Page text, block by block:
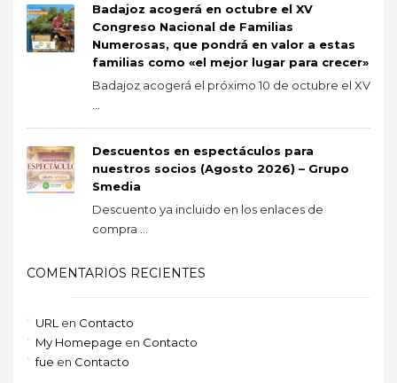
Badajoz acogerá en octubre el XV
Congreso Nacional de Familias
Numerosas, que pondrá en valor a estas
familias como «el mejor lugar para crecer»
Badajoz acogerá el próximo 10 de octubre el XV
Descuentos en espectáculos para
nuestros socios (Agosto 2026) – Grupo
Smedia
Descuento ya incluido en los enlaces de
compra ...
COMENTARIOS RECIENTES
URL en Contacto
My Homepage en Contacto
fue en Contacto